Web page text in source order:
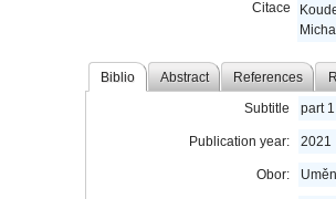
Citace
Biblio Abstract References
Subtitle part
Publication year: 2021
Obor: